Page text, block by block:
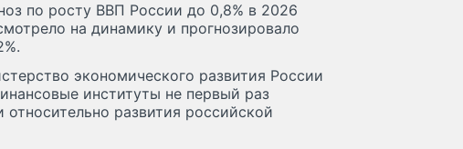
по росту ВВП России до 0,8% в 2026
на динамику и прогнозировало
экономического развития России
институты не первый раз
развития российской